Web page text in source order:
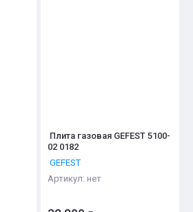
Плита газовая GEFEST 5100-
02 0182
GEFEST
Артикул: нет